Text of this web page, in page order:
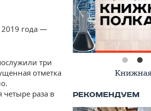
года —
три
отметка
четыре раза в